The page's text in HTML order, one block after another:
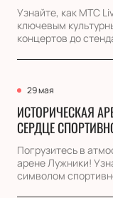
Узнайте, как МТС
ключевым
концертов до
29 мая
ИСТОРИЧЕСКАЯ
СЕРДЦЕ
Погрузитесь в
арене Лужники!
символом